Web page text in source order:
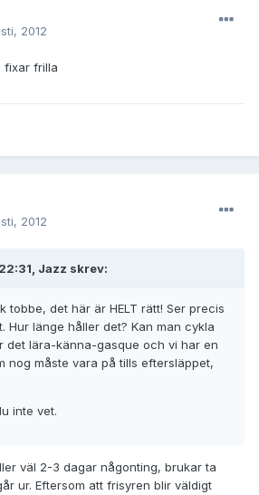
2012
fixar frilla
2012
Jazz skrev:
tobbe, det här är HELT rätt! Ser precis
Hur länge håller det? Kan man cykla
det lära-känna-gasque och vi har en
nog måste vara på tills eftersläppet,
inte vet.
väl 2-3 dagar någonting, brukar ta
ur. Eftersom att frisyren blir väldigt